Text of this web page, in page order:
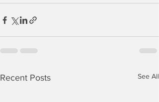
Recent Posts See All